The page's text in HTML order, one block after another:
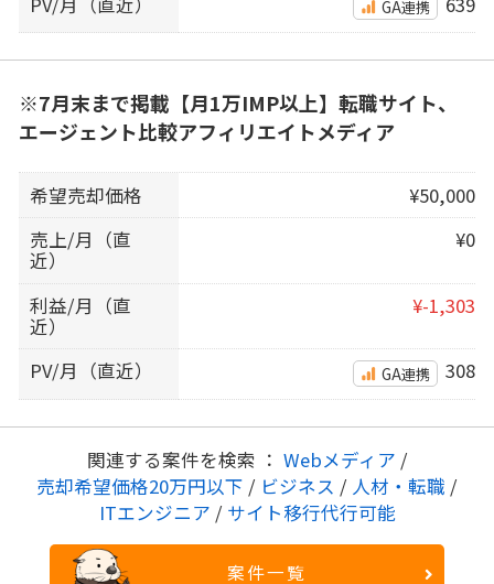
GA連携
※7月末まで掲載【月1万IMP以上】転職サイト、
エージェント比較アフィリエイトメディア
希望売却価格
¥50,000
売上/月（直
近）
¥0
利益/月（直
近）
¥-1,303
PV/月（直近） GA連携 308
関連する案件を検索 ： Webメディア /
売却希望価格20万円以下 / ビジネス / 人材・転職 /
ITエンジニア / サイト移行代行可能
案件一覧